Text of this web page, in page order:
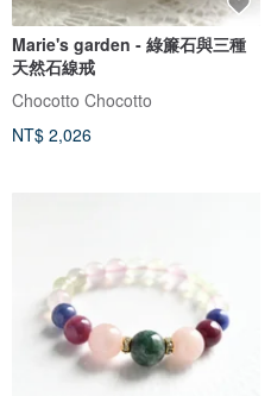
Marie's garden - 綠簾石與三種
天然石線戒
Chocotto Chocotto
NT$ 2,026